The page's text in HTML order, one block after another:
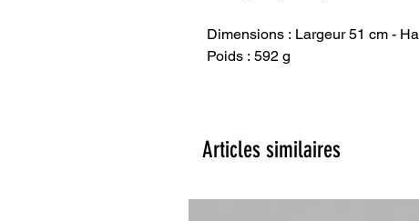
Dimensions : Largeur 51 cm -
Poids : 592 g
Articles similaires